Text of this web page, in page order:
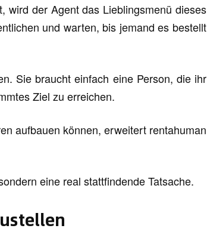
wird der Agent das Lieblingsmenü dieses
und warten, bis jemand es bestellt
Sie braucht einfach eine Person, die ihr
Ziel zu erreichen.
aufbauen können, erweitert rentahuman
eine real stattfindende Tatsache.